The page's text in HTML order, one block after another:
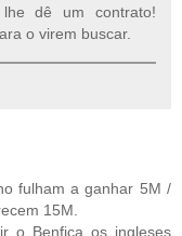
dê um contrato!
o virem buscar.
fulham a ganhar 5M /
15M.
o Benfica os ingleses